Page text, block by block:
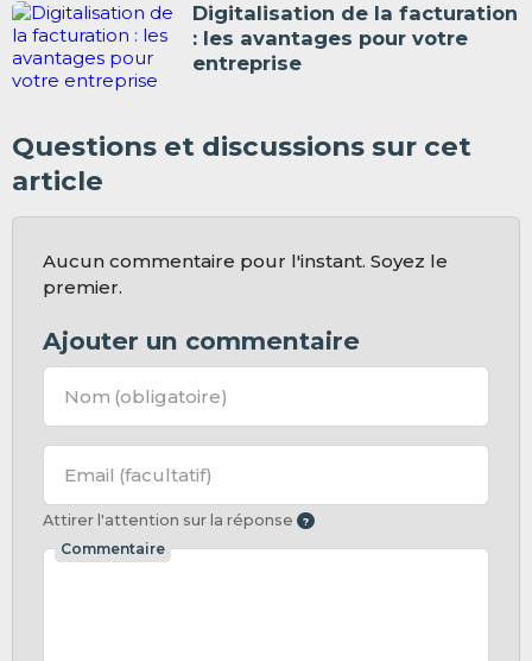
Digitalisation de la facturation
: les avantages pour votre
entreprise
Questions et discussions sur cet
article
Aucun commentaire pour l'instant. Soyez le
premier.
Ajouter un commentaire
Nom (obligatoire)
Email (facultatif)
Attirer l'attention sur la réponse
Commentaire